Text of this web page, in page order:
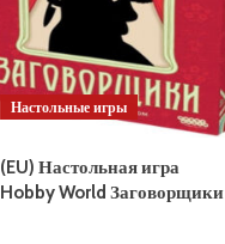
Настольные игры
(EU) Настольная игра
Hobby World Заговорщики